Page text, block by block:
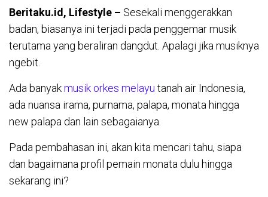
Beritaku.id, Lifestyle – Sesekali menggerakkan
badan, biasanya ini terjadi pada penggemar musik
terutama yang beraliran dangdut. Apalagi jika musiknya
ngebit.
Ada banyakmusik orkes melayu tanah air Indonesia,
ada nuansa irama, purnama, palapa, monata hingga
new palapa dan lain sebagaianya.
Pada pembahasan ini, akan kita mencari tahu, siapa
dan bagaimana profil pemain monata dulu hingga
sekarang ini?